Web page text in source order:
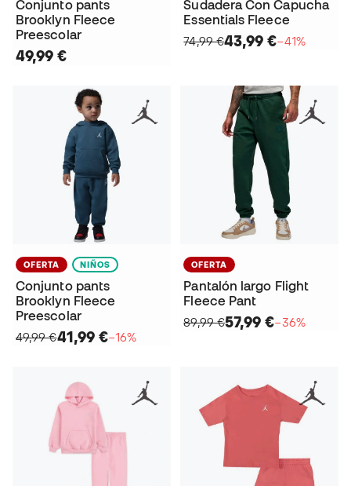
Conjunto pants
Brooklyn Fleece
Preescolar
49,99 €
Sudadera Con Capucha
Essentials Fleece
74,99 €43,99 €−41%
OFERTA NIÑOS
Conjunto pants
Brooklyn Fleece
Preescolar
49,99 €41,99 €−16%
OFERTA
Pantalón largo Flight
Fleece Pant
89,99 €57,99 €−36%